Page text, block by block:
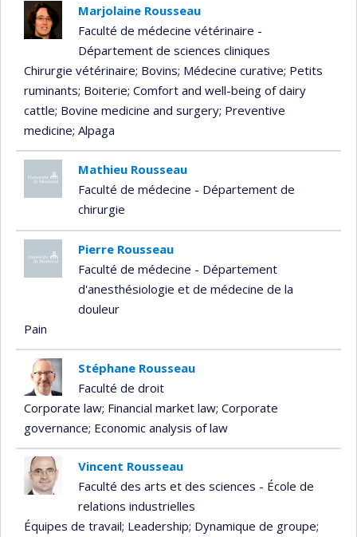
Marjolaine Rousseau
Faculté de médecine vétérinaire -
Département de sciences cliniques
Chirurgie vétérinaire; Bovins; Médecine curative; Petits
ruminants; Boiterie; Comfort and well-being of dairy
cattle; Bovine medicine and surgery; Preventive
medicine; Alpaga
Mathieu Rousseau
Faculté de médecine - Département de
chirurgie
Pierre Rousseau
Faculté de médecine - Département
d'anesthésiologie et de médecine de la
douleur
Pain
Stéphane Rousseau
Faculté de droit
Corporate law; Financial market law; Corporate
governance; Economic analysis of law
Vincent Rousseau
Faculté des arts et des sciences - École de
relations industrielles
Équipes de travail; Leadership; Dynamique de groupe;